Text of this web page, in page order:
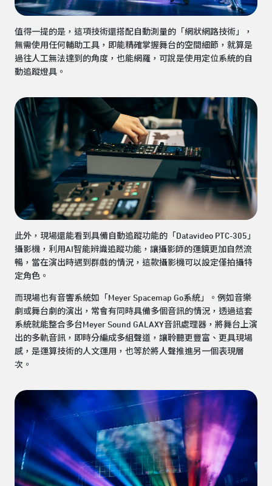
值得一提的是，這項技術還搭配自動測量的「網狀網路技術」，
無需使用任何輔助工具，即能精確掌握舞台的空間細節，就算是
過往人工無法達到的角度，也能網羅，可說是使用定位系統的自
動追蹤燈具。
此外，現場還能看到具備自動追蹤功能的「Datavideo PTC-305」
攝影機，利用AI智能辨識追蹤功能，讓攝影師的運鏡更加自然流
暢，當在演出時遇到群戲的情況，這款攝影機可以設定僅拍攝特
定角色。
而現場也有音響系統如「Meyer Spacemap Go系統」。例如音樂
劇或舞台劇的演出，常會有同時具備多個音訊的情況，透過這套
系統就能整合多台Meyer Sound GALAXY音訊處理器，將舞台上演
出的多軌音訊，即時分編成多組聲道，讓聆聽更豐富、更具現場
感，是運算技術的人文運用，也等於將人聲推進另一個表現層
次。